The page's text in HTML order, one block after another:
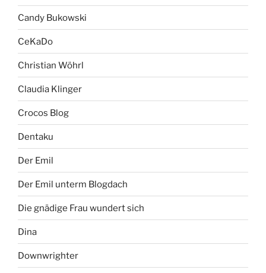
Candy Bukowski
CeKaDo
Christian Wöhrl
Claudia Klinger
Crocos Blog
Dentaku
Der Emil
Der Emil unterm Blogdach
Die gnädige Frau wundert sich
Dina
Downwrighter